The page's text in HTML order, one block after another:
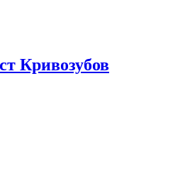
Кривозубов